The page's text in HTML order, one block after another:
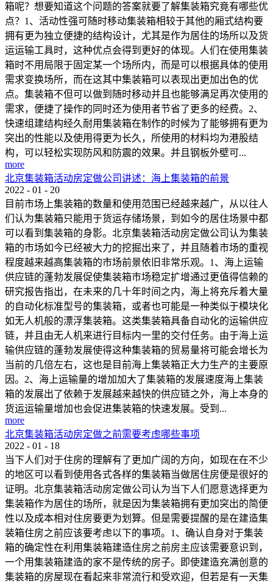
箱呢？想要知道这个问题的答案就要了解集装箱究竟有哪些优
点？1、活动性强可随时移动集装箱相较于其他的厢式结构要
拥有更为独立便捷的结构设计，尤其是作为居住的场所以及货
运运输工具时，这种优点会得到更好的体现。人们在使用集装
箱时不用局限于固定某一个场所内，而是可以根据具体的使用
需求变换场所，而在这其中集装箱可以表现出更加出色的优
点。集装箱不但可以做到随时移动并且也能够满足再次使用的
需求，便捷了操作的同时还为使用者节省了更多的经费。2、
快速组建结构经久耐用集装箱在制作的时候为了能够拥有更为
突出的性能以及使用得更为长久，所使用的材料均为港股结
构，可以轻松实现防风和防震的效果。并且钢板外壁可...
more
北京集装箱活动房定做公司讲述：海上集装箱的前景
2022 - 01 - 20
目前市场上集装箱的数量和使用范围已经越来越广，从以往人
们认为集装箱只能用于货运存储场景，到如今的居住场景中都
可以看到集装箱的身影。北京集装箱活动房定做公司认为集装
箱的市场如今已经被大力的挖掘出来了，并且随着市场的重视
程度越来越高集装箱的市场前景依旧非常乐观。1、海上运输
供应链的蓬勃发展促使集装箱市场稳定扩增通过更值得信赖的
研究报告指出，在未来的几十年时间之内，海上将充斥着大量
的自动化标准型号的集装箱，或者也可能是一种类似于模块化
如无人机般的漂浮集装箱。这类集装箱具备自动化的运输供应
链，并且由无人机来进行目标内一里的交付任务。由于海上运
输供应链的蓬勃发展使得这种集装箱的贸易量将可能会增长为
当前的几倍左右，这也是目前海上集装箱正大力生产的主要原
因。2、海上运输量的增加加大了集装箱的发展速度海上集装
箱的发展出了依赖于发展越来越快的供应链之外，海上本身的
货运运输量增加也会促进集装箱的快速发展。受到...
more
北京集装箱活动房定做之前需要考虑哪些事项
2022 - 01 - 18
当下人们对于住房的理解有了更加广阔的方向，如现在在不少
的地区可以看到使用各式各样的集装箱当做居住房便是很好的
证明。北京集装箱活动房定做公司认为当下人们愿意选择更为
集装箱作为居住的场所，就是因为集装箱拥有更加突出的简便
性以及成本相对住房要更为划算。但是需要提醒的是在建造集
装箱住房之前应该要考虑以下的事项。1、确认自身对于集装
箱的确定性在利用集装箱建造住房之前房主应该需要意识到，
一个用集装箱建造的家不是传统的房子。即使建造充满创意的
集装箱的房屋现在看起来非常流行和受欢迎，但若是有一天集